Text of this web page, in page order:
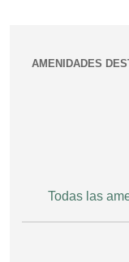
AMENIDADES
Todas las